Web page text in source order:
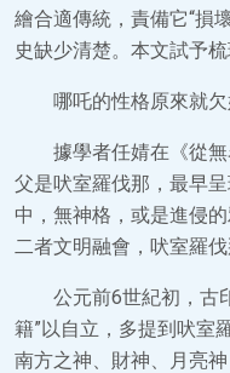
繪合適傳統，責備它“損
史缺少清楚。本文試予梳
哪吒的性格原來就
據學者任婧在《從
父是吠室羅伐那，最早
中，無神格，或是進侵
二者文明融會，吠室羅伐
公元前6世紀初，古
籍”以自立，多提到吠室
南方之神、財神、月亮